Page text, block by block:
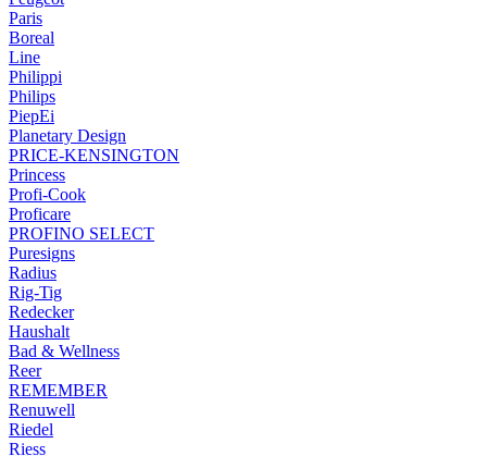
Paris
Boreal
Line
Philippi
Philips
PiepEi
Planetary Design
PRICE-KENSINGTON
Princess
Profi-Cook
Proficare
PROFINO SELECT
Puresigns
Radius
Rig-Tig
Redecker
Haushalt
Bad & Wellness
Reer
REMEMBER
Renuwell
Riedel
Riess